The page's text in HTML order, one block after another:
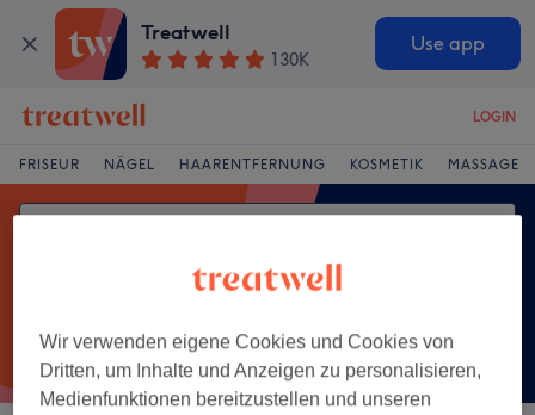
Treatwell
130K
Use app
LOGIN
FRISEUR NÄGEL HAARENTFERNUNG KOSMETIK MASSAGE
Wir verwenden eigene Cookies und Cookies von
Dritten, um Inhalte und Anzeigen zu personalisieren,
Medienfunktionen bereitzustellen und unseren